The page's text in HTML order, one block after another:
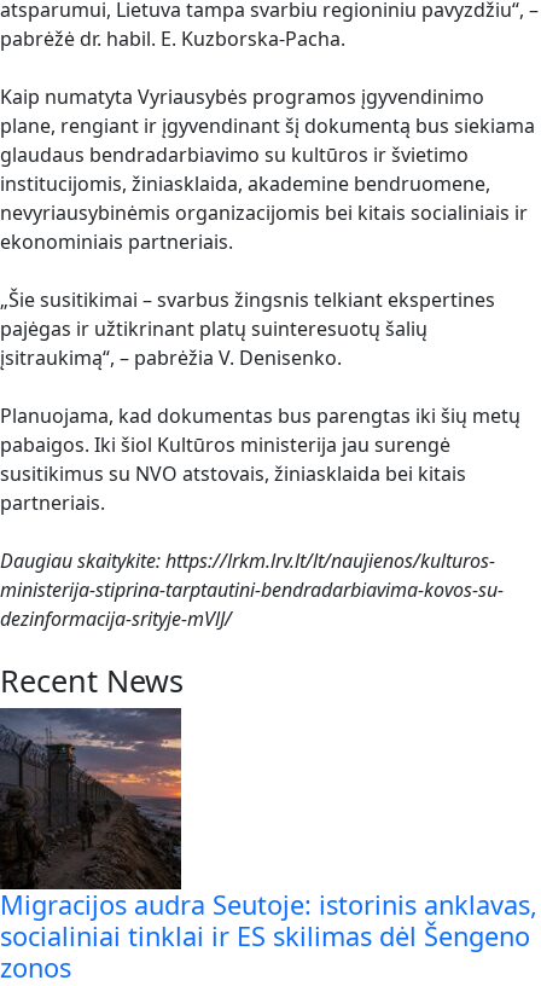
atsparumui, Lietuva tampa svarbiu regioniniu pavyzdžiu“, –
pabrėžė dr. habil. E. Kuzborska-Pacha.
Kaip numatyta Vyriausybės programos įgyvendinimo
plane, rengiant ir įgyvendinant šį dokumentą bus siekiama
glaudaus bendradarbiavimo su kultūros ir švietimo
institucijomis, žiniasklaida, akademine bendruomene,
nevyriausybinėmis organizacijomis bei kitais socialiniais ir
ekonominiais partneriais.
„Šie susitikimai – svarbus žingsnis telkiant ekspertines
pajėgas ir užtikrinant platų suinteresuotų šalių
įsitraukimą“, – pabrėžia V. Denisenko.
Planuojama, kad dokumentas bus parengtas iki šių metų
pabaigos. Iki šiol Kultūros ministerija jau surengė
susitikimus su NVO atstovais, žiniasklaida bei kitais
partneriais.
Daugiau skaitykite: https://lrkm.lrv.lt/lt/naujienos/kulturos-
ministerija-stiprina-tarptautini-bendradarbiavima-kovos-su-
dezinformacija-srityje-mVlJ/
Recent News
Migracijos audra Seutoje: istorinis anklavas,
socialiniai tinklai ir ES skilimas dėl Šengeno
zonos